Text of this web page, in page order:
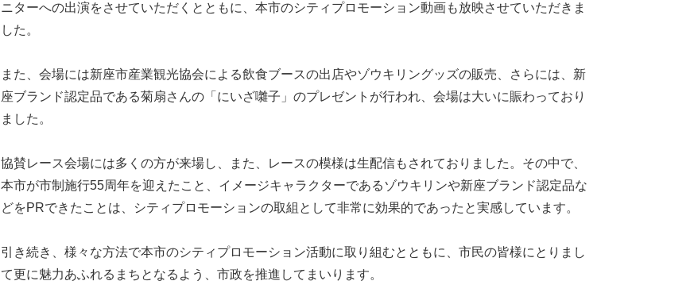
ニターへの出演をさせていただくとともに、本市のシティプロモーション動画も放映させていただきま
した。
また、会場には新座市産業観光協会による飲食ブースの出店やゾウキリングッズの販売、さらには、新
座ブランド認定品である菊扇さんの「にいざ囃子」のプレゼントが行われ、会場は大いに賑わっており
ました。
協賛レース会場には多くの方が来場し、また、レースの模様は生配信もされておりました。その中で、
本市が市制施行55周年を迎えたこと、イメージキャラクターであるゾウキリンや新座ブランド認定品な
どをPRできたことは、シティプロモーションの取組として非常に効果的であったと実感しています。
引き続き、様々な方法で本市のシティプロモーション活動に取り組むとともに、市民の皆様にとりまし
て更に魅力あふれるまちとなるよう、市政を推進してまいります。